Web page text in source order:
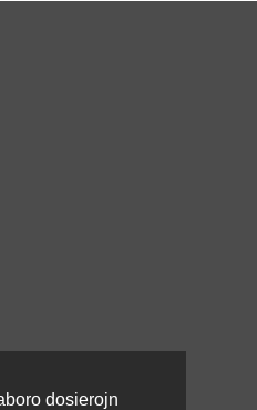
dosierojn